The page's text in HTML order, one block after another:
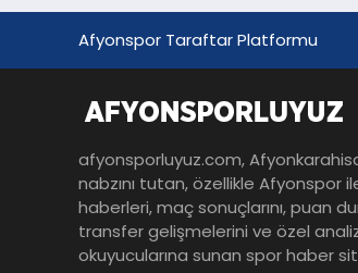
Afyonspor Taraftar Platformu
afyonsporluyuz.com,
nabzını tutan, özellikle Afyonspor
haberleri, maç sonuçlarını, puan
transfer gelişmelerini ve özel
okuyucularına sunan spor haber